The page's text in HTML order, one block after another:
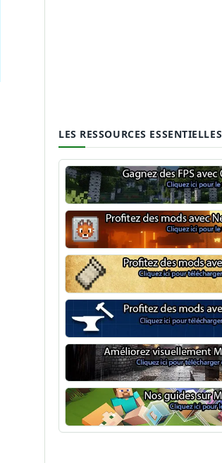
LES RESSOURCES ESSENTIELLES
Optifine
NeoForge
Minecraft Fabric
Minecraft Forge
Shaders Minecraft
Guide Minecraft